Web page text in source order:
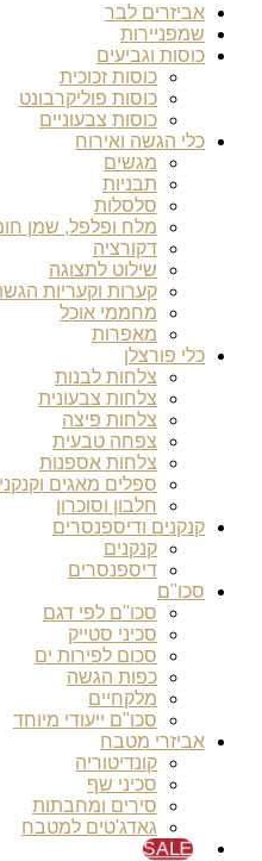
אביזרים לבר
שמפניירות
כוסות וגביעים
כוסות זכוכית
כוסות פוליקרבונט
כוסות צבעוניים
כלי הגשה ואירוח
מגשים
תבניות
סלסלות
מלח ופלפל, שמן
דקורציה
שילוט לתצוגה
קערות וקעריות
מחממי אוכל
מאפרות
כלי פורצלן
צלחות לבנות
צלחות צבעונית
צלחות פיצה
צפחה טבעית
צלחות אספנות
ספלים מאגים
חלבון וסוכרון
קנקנים ודיספנסרים
קנקנים
דיספנסרים
סכו"ם
סכו"ם לפי דגם
סכיני סטייק
סכום לפירות ים
כפות הגשה
מלקחיים
סכו"ם ייעודי מיוחד
אביזרי מטבח
קונדיטוריה
סכיני שף
סירים ומחבתות
גאדג'טים למטבח
SALE